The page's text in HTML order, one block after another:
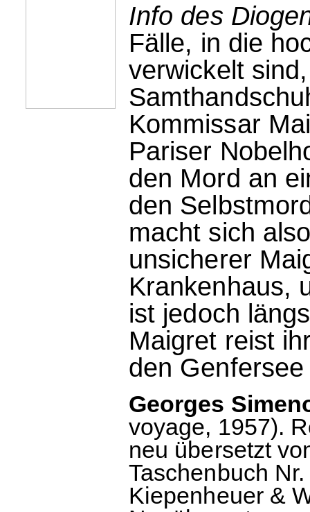
Info des
Fälle, in die
verwickelt
Kommissar
Pariser
den Mord an
den
macht sich
unsicherer
Krankenhaus,
ist jedoch
Maigret reist
den
Georges
voyage, 1957).
neu übersetzt
Taschenbuch
Kiepenheuer &